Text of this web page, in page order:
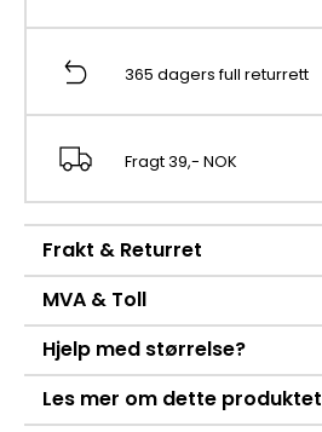
365 dagers full returrett
Fragt 39,- NOK
Frakt & Returret
MVA & Toll
Hjelp med størrelse?
Les mer om dette produktet